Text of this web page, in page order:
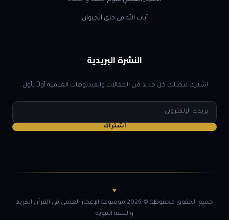
آيات الله في خلق الحيوان
النشرة البريدية
اشترك ليصلك كل جديد من المقالات والفيديوهات العلمية أولاً بأول.
البريد
الإلكتروني
اشتراك
♥
جميع الحقوق محفوظة © 2026 موسوعة الإعجاز العلمي في القرآن الكريم
والسنة النبوية